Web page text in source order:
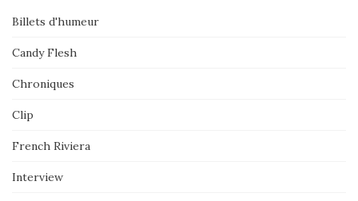
Billets d'humeur
Candy Flesh
Chroniques
Clip
French Riviera
Interview